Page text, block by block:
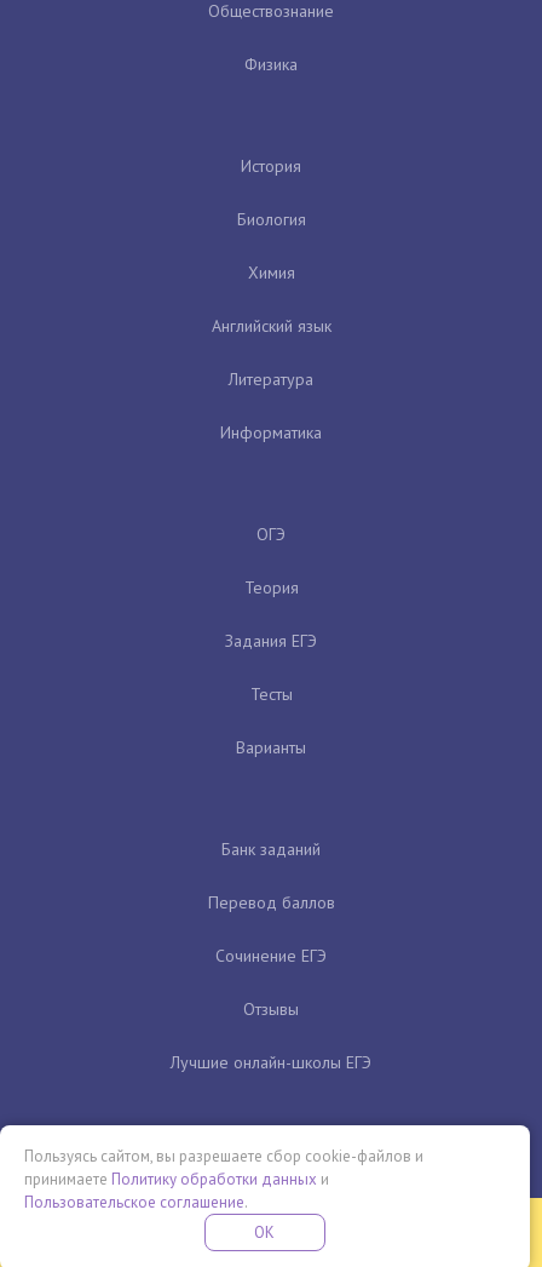
Обществознание
Физика
История
Биология
Химия
Английский язык
Литература
Информатика
ОГЭ
Теория
Задания ЕГЭ
Тесты
Варианты
Банк заданий
Перевод баллов
Сочинение ЕГЭ
Отзывы
Лучшие онлайн-школы ЕГЭ
Бесплатная летняя школа
ПРОВЕДИ ЭТО ЛЕТО С ПОЛЬЗОЙ
Пользуясь сайтом, вы разрешаете сбор cookie-файлов и
принимаете Политику обработки данных и
Пользовательское соглашение.
OK